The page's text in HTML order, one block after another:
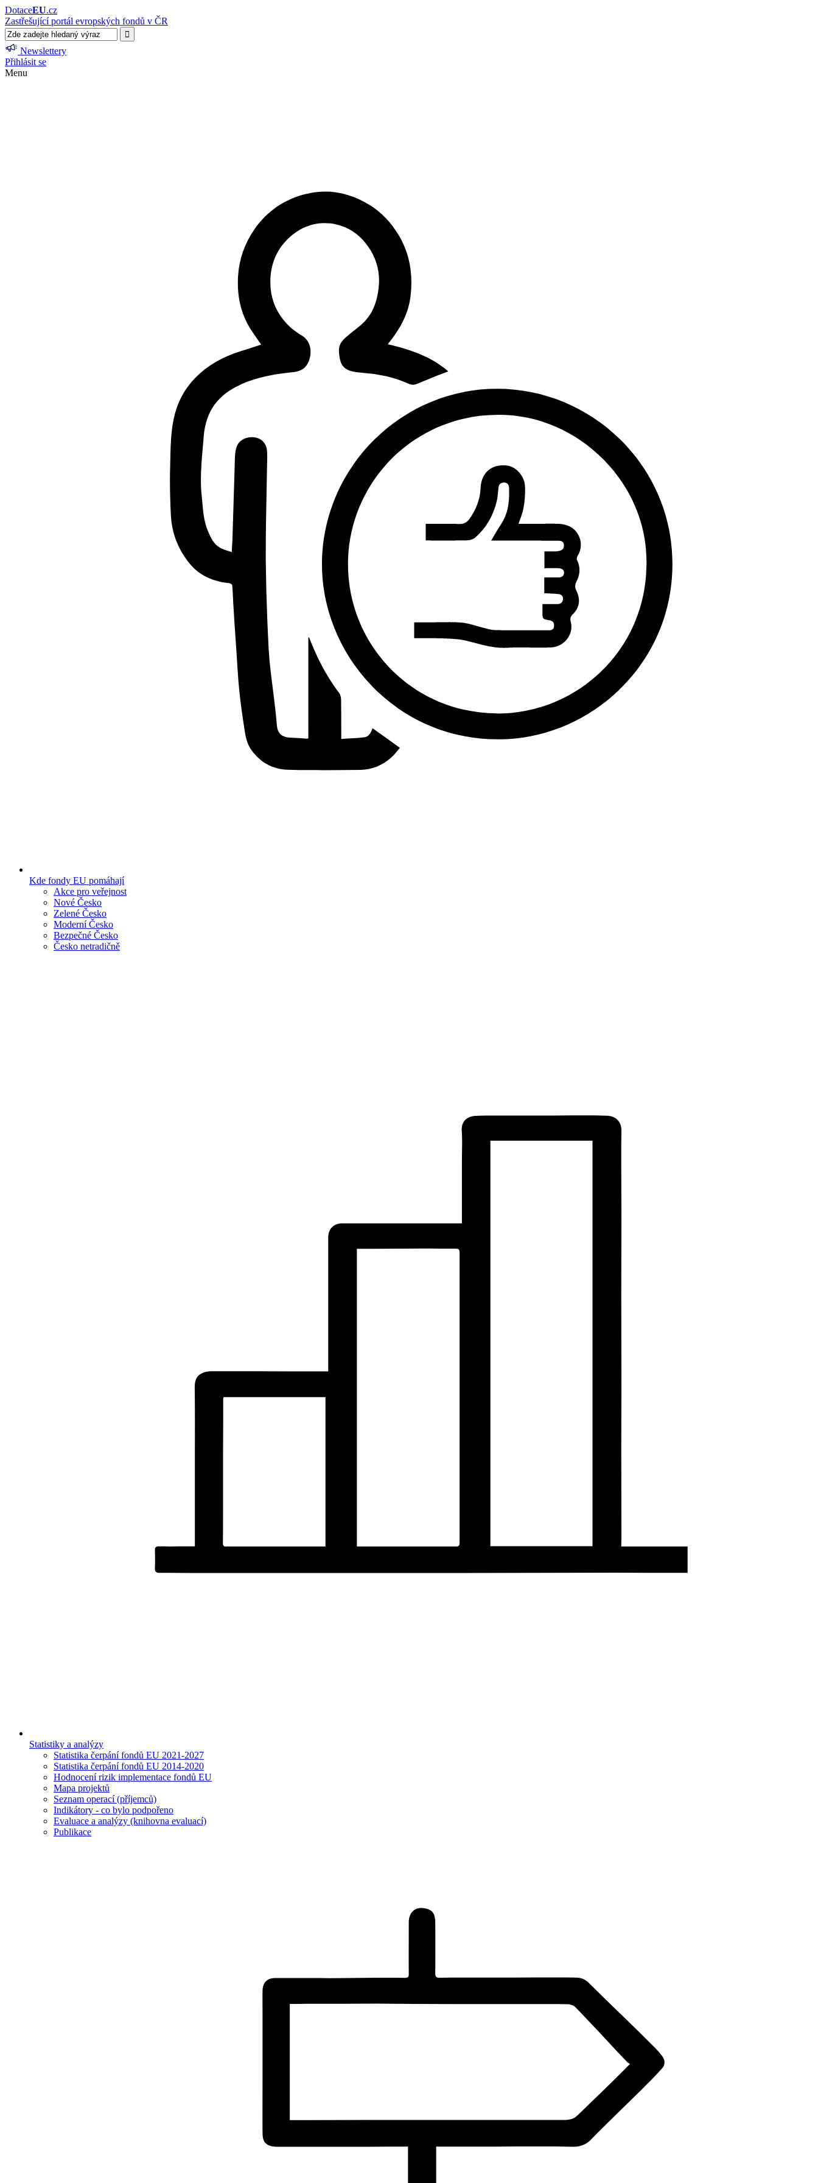
DotaceEU.cz
Zastřešující portál evropských fondů v ČR
Newslettery
Přihlásit se
Menu
Kde fondy EU pomáhají
Akce pro veřejnost
Nové Česko
Zelené Česko
Moderní Česko
Bezpečné Česko
Česko netradičně
Statistiky a analýzy
Statistika čerpání fondů EU 2021-2027
Statistika čerpání fondů EU 2014-2020
Hodnocení rizik implementace fondů EU
Mapa projektů
Seznam operací (příjemců)
Indikátory - co bylo podpořeno
Evaluace a analýzy (knihovna evaluací)
Publikace